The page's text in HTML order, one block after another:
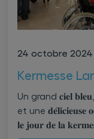
Kermesse
Un grand 𝐜𝐢𝐞𝐥
et une
𝐥𝐞 𝐣𝐨𝐮𝐫 𝐝𝐞 𝐥𝐚
24 octobre 2024